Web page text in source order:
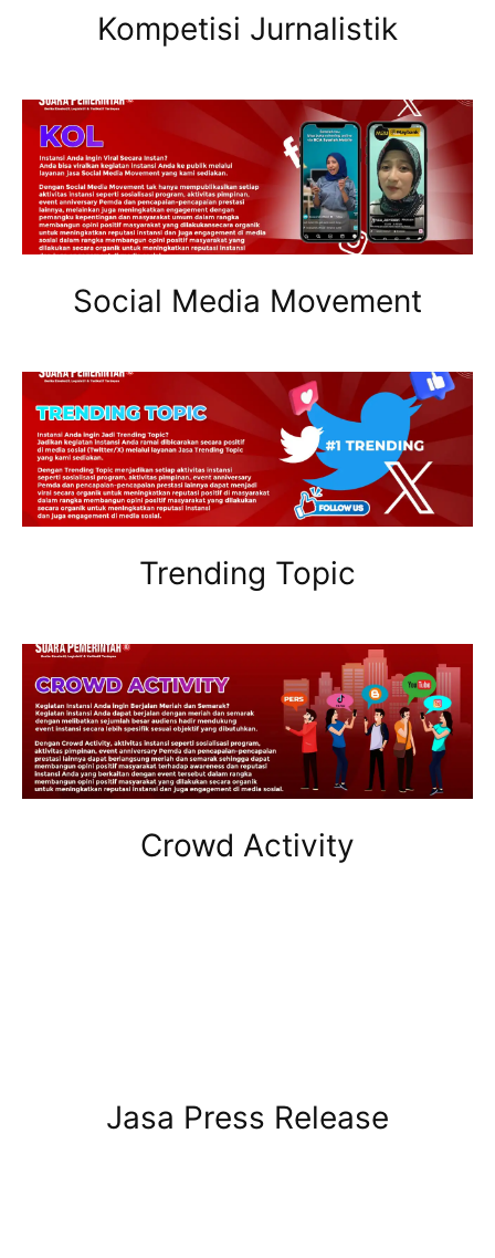
Kompetisi Jurnalistik
Social Media Movement
Trending Topic
Crowd Activity
Jasa Press Release